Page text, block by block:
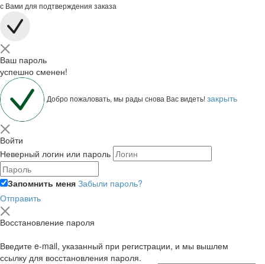
с Вами для подтверждения заказа
Ваш пароль
успешно сменен!
Добро пожаловать, мы рады снова Вас видеть!закрыть
Войти
Неверный логин или пароль
Запомнить меня Забыли пароль?
Отправить
Восстановление пароля
Введите e-mail, указанный при регистрации, и мы вышлем
ссылку для восстановления пароля.